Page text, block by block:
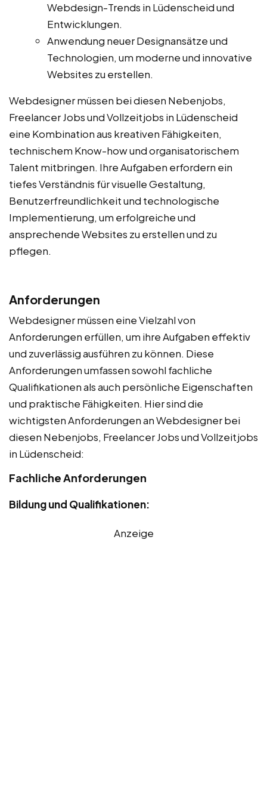
Webdesign-Trends in Lüdenscheid und
Entwicklungen.
Anwendung neuer Designansätze und
Technologien, um moderne und innovative
Websites zu erstellen.
Webdesigner müssen bei diesen Nebenjobs,
Freelancer Jobs und Vollzeitjobs in Lüdenscheid
eine Kombination aus kreativen Fähigkeiten,
technischem Know-how und organisatorischem
Talent mitbringen. Ihre Aufgaben erfordern ein
tiefes Verständnis für visuelle Gestaltung,
Benutzerfreundlichkeit und technologische
Implementierung, um erfolgreiche und
ansprechende Websites zu erstellen und zu
pflegen.
Anforderungen
Webdesigner müssen eine Vielzahl von
Anforderungen erfüllen, um ihre Aufgaben effektiv
und zuverlässig ausführen zu können. Diese
Anforderungen umfassen sowohl fachliche
Qualifikationen als auch persönliche Eigenschaften
und praktische Fähigkeiten. Hier sind die
wichtigsten Anforderungen an Webdesigner bei
diesen Nebenjobs, Freelancer Jobs und Vollzeitjobs
in Lüdenscheid:
Fachliche Anforderungen
Bildung und Qualifikationen:
Anzeige